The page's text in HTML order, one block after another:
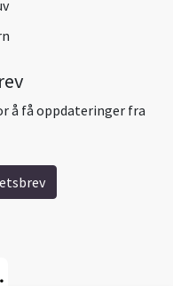
å få oppdateringer fra